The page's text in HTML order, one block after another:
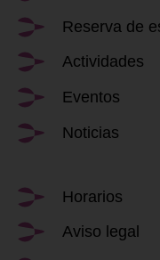
Reserva de
Actividades
Eventos
Noticias
Horarios
Aviso legal